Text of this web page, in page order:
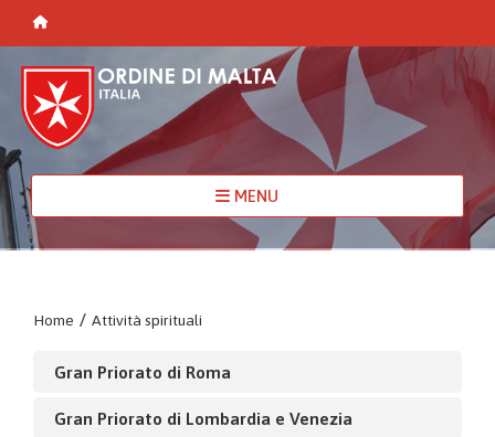
MENU
Home / Attività spirituali
Gran Priorato di Roma
Gran Priorato di Lombardia e Venezia